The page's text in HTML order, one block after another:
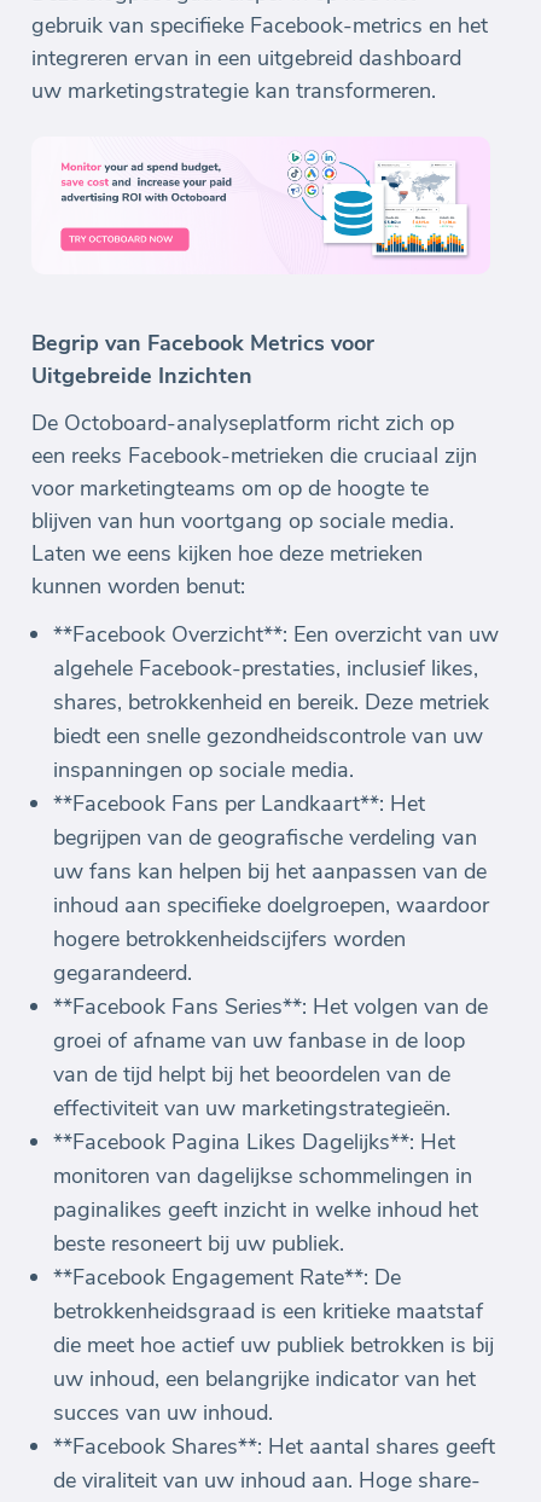
gebruik van specifieke Facebook-metrics en het
integreren ervan in een uitgebreid dashboard
uw marketingstrategie kan transformeren.
Begrip van Facebook Metrics voor
Uitgebreide Inzichten
De Octoboard-analyseplatform richt zich op
een reeks Facebook-metrieken die cruciaal zijn
voor marketingteams om op de hoogte te
blijven van hun voortgang op sociale media.
Laten we eens kijken hoe deze metrieken
kunnen worden benut:
**Facebook Overzicht**: Een overzicht van uw
algehele Facebook-prestaties, inclusief likes,
shares, betrokkenheid en bereik. Deze metriek
biedt een snelle gezondheidscontrole van uw
inspanningen op sociale media.
**Facebook Fans per Landkaart**: Het
begrijpen van de geografische verdeling van
uw fans kan helpen bij het aanpassen van de
inhoud aan specifieke doelgroepen, waardoor
hogere betrokkenheidscijfers worden
gegarandeerd.
**Facebook Fans Series**: Het volgen van de
groei of afname van uw fanbase in de loop
van de tijd helpt bij het beoordelen van de
effectiviteit van uw marketingstrategieën.
**Facebook Pagina Likes Dagelijks**: Het
monitoren van dagelijkse schommelingen in
paginalikes geeft inzicht in welke inhoud het
beste resoneert bij uw publiek.
**Facebook Engagement Rate**: De
betrokkenheidsgraad is een kritieke maatstaf
die meet hoe actief uw publiek betrokken is bij
uw inhoud, een belangrijke indicator van het
succes van uw inhoud.
**Facebook Shares**: Het aantal shares geeft
de viraliteit van uw inhoud aan. Hoge share-